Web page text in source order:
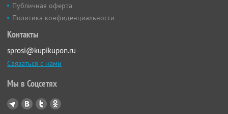
Публичная оферта
Политика конфиденциальности
Контакты
sprosi@kupikupon.ru
Связаться с нами
Мы в Соцсетях